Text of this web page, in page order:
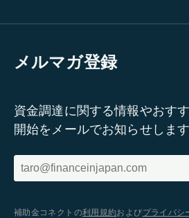
メルマガ登録
資金調達に関する情報やおす
開始をメールでお知らせします
補助金コネクトの利用規約およびプライバシ